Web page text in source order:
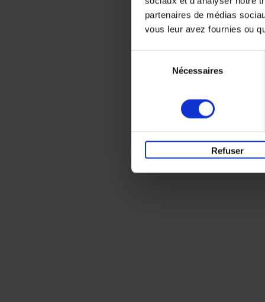
partenaires de médias
vous leur avez fournies ou
Nécessaires
Refuser